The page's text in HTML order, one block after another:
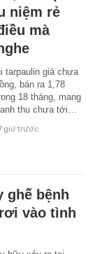
niệm rẻ
mà
tarpaulin giá chưa
bán ra 1,78
18 tháng, mang
thu chưa tới…
giờ trước
ghế bệnh
vào tình